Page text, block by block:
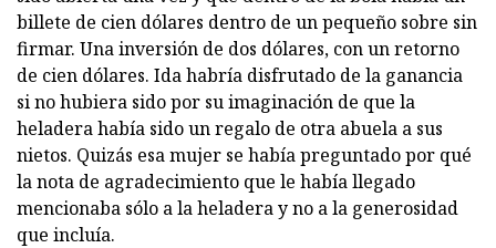
billete de cien dólares dentro de un pequeño sobre sin
firmar. Una inversión de dos dólares, con un retorno
de cien dólares. Ida habría disfrutado de la ganancia
si no hubiera sido por su imaginación de que la
heladera había sido un regalo de otra abuela a sus
nietos. Quizás esa mujer se había preguntado por qué
la nota de agradecimiento que le había llegado
mencionaba sólo a la heladera y no a la generosidad
que incluía.